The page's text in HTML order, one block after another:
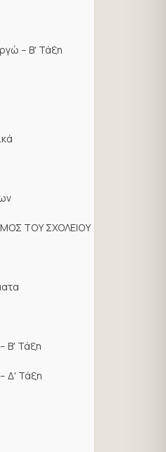
– Β' Τάξη
ΤΟΥ ΣΧΟΛΕΙΟΥ
Β' Τάξη
Δ' Τάξη